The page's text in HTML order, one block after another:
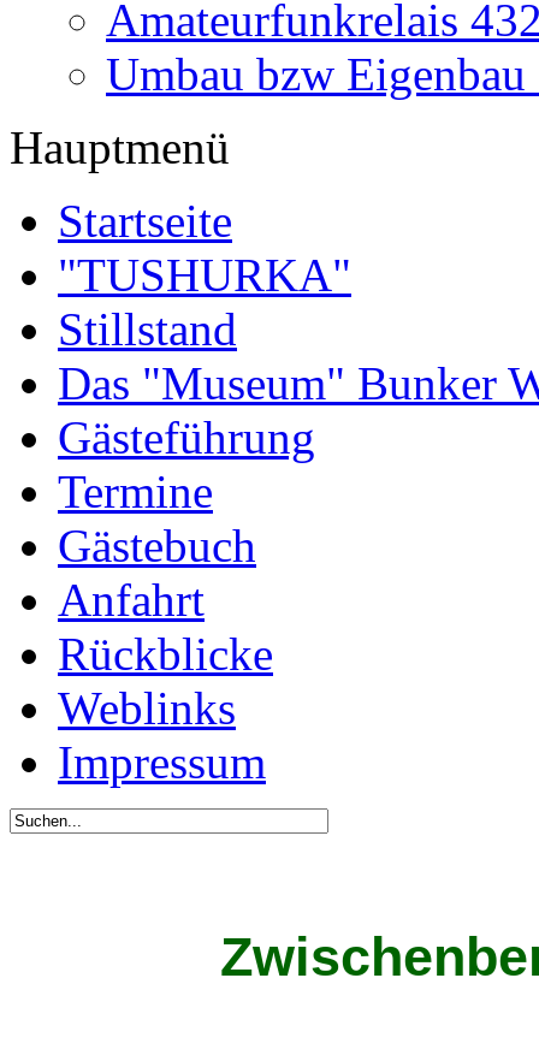
Amateurfunkrelais
Umbau bzw
Hauptmenü
Startseite
"TUSHURKA"
Stillstand
Das "Museum" Bunker
Gästeführung
Termine
Gästebuch
Anfahrt
Rückblicke
Weblinks
Impressum